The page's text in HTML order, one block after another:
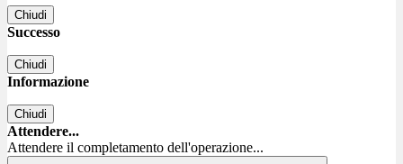
Chiudi
Successo
Chiudi
Informazione
Chiudi
Attendere...
Attendere il completamento dell'operazione...